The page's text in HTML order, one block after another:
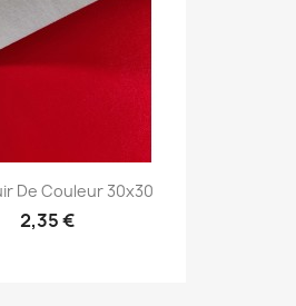
De Couleur 30x30
2,35 €